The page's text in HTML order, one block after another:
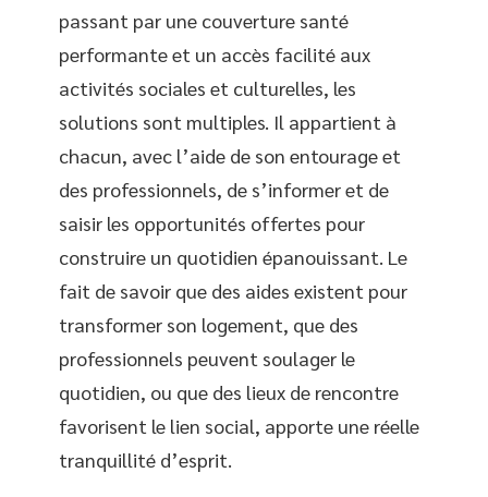
passant par une couverture santé
performante et un accès facilité aux
activités sociales et culturelles, les
solutions sont multiples. Il appartient à
chacun, avec l’aide de son entourage et
des professionnels, de s’informer et de
saisir les opportunités offertes pour
construire un quotidien épanouissant. Le
fait de savoir que des aides existent pour
transformer son logement, que des
professionnels peuvent soulager le
quotidien, ou que des lieux de rencontre
favorisent le lien social, apporte une réelle
tranquillité d’esprit.